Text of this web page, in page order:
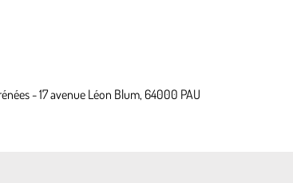
- 17 avenue Léon Blum, 64000 PAU